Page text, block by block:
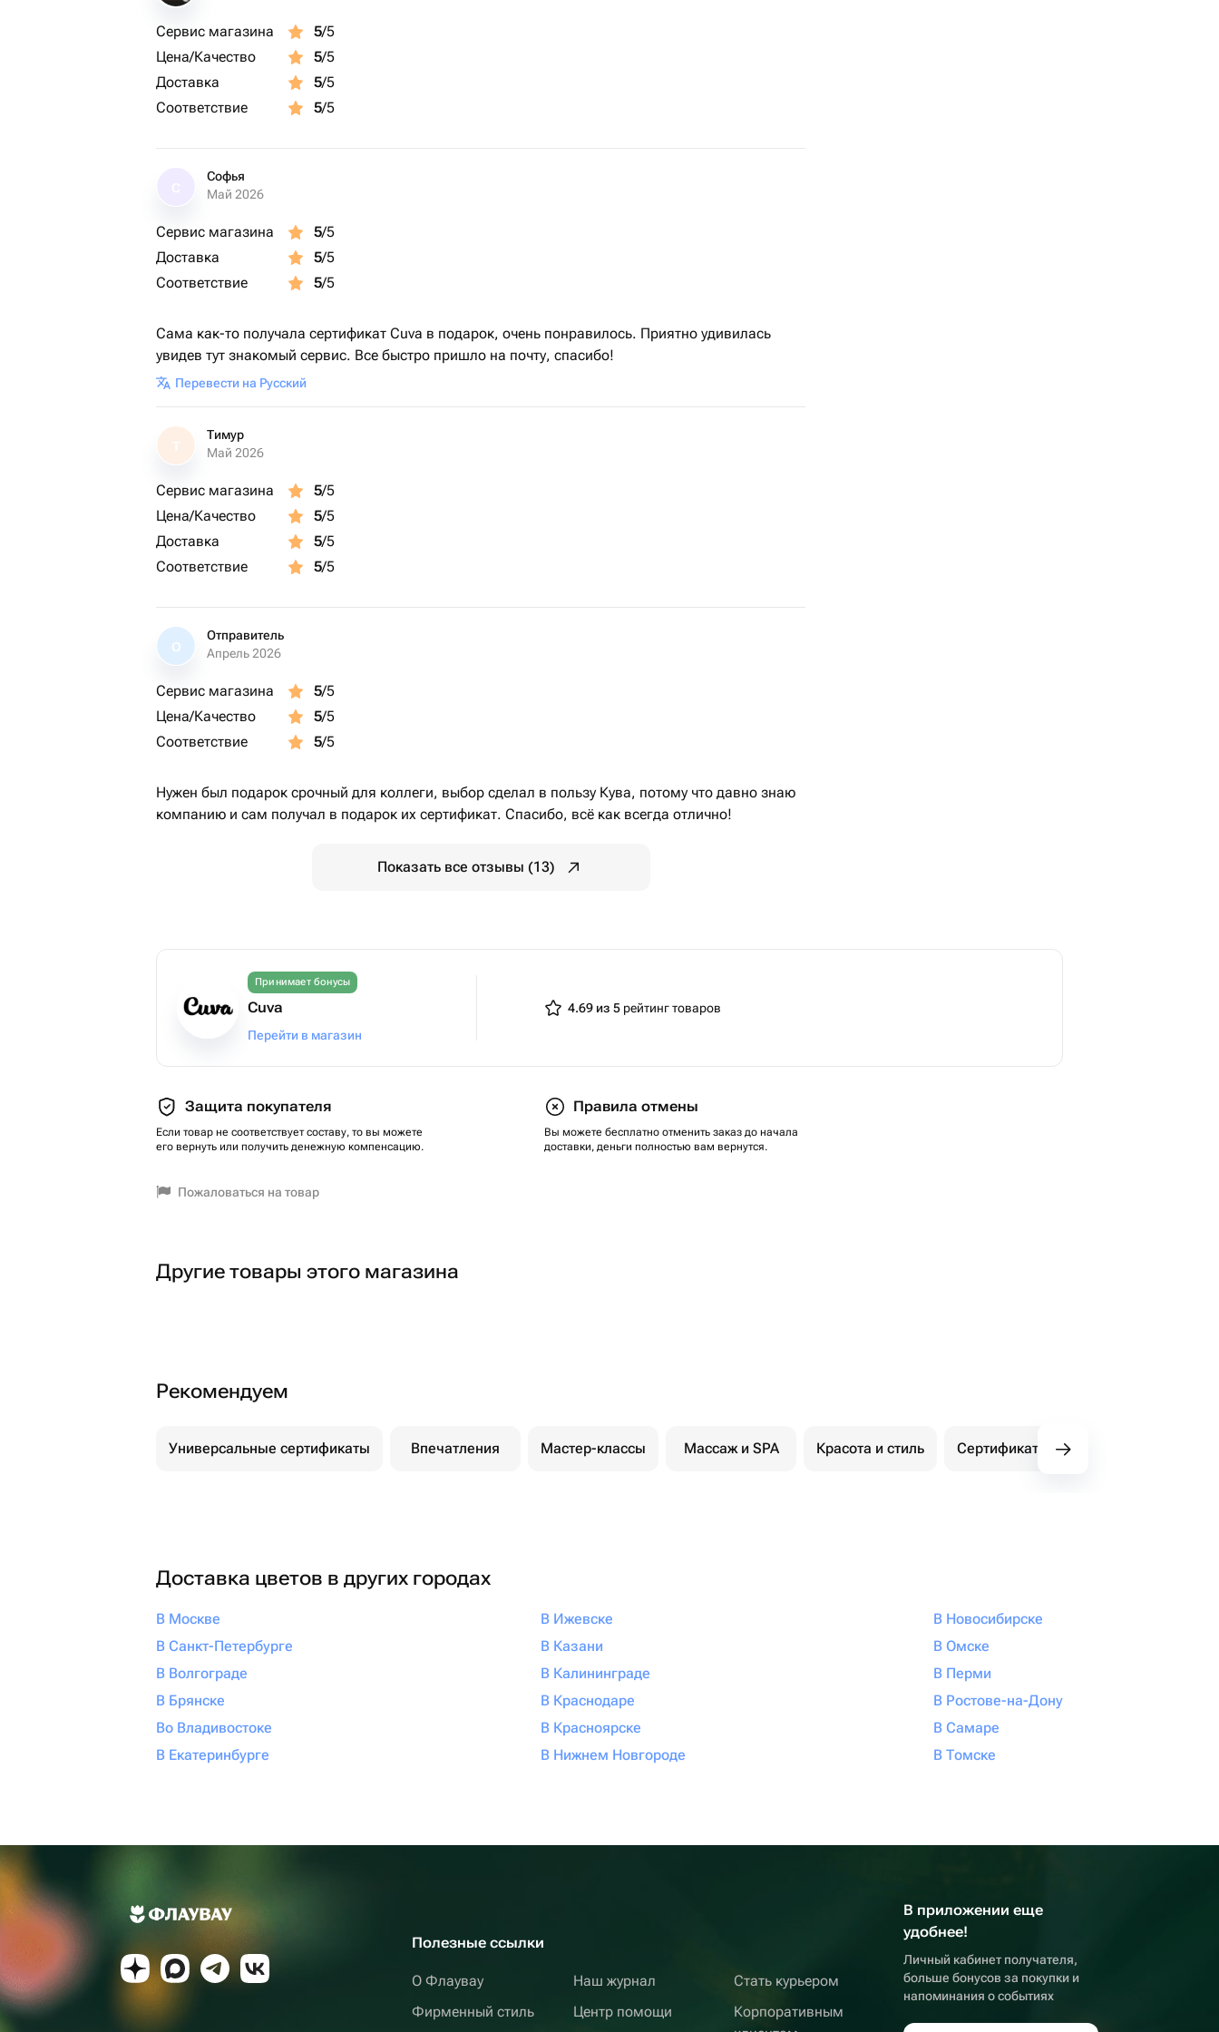
Срок действия сертификата — 2 года с момента покупки.
Это идеальный подарок для тех, кто ценит новые впечатления и яркие
Сервис магазина 5/5
Цена/Качество
5/5
Доставка
5/5
Соответствие
5/5
Софья
Май 2026
Сервис магазина 5/5
Доставка
5/5
Соответствие
5/5
Сама как-то получала сертификат Cuva в подарок, очень понравилось. Приятно удивилась
увидев тут знакомый сервис. Все быстро пришло на почту, спасибо!
Перевести на Русский
Т
Тимур
Май 2026
Сервис магазина 5/5
Цена/Качество
5/5
Доставка
5/5
Соответствие
5/5
О
Отправитель
Апрель 2026
Сервис магазина 5/5
Цена/Качество
5/5
Соответствие
5/5
Нужен был подарок срочный для коллеги, выбор сделал в пользу Кува, потому что давно знаю
компанию и сам получал в подарок их сертификат. Спасибо, всё как всегда отлично!
Показать все отзывы (13)
Принимает бонусы
Cuva
Перейти в магазин
4.69 из 5 рейтинг товаров
Защита покупателя
Если товар не соответствует составу, то вы можете
его вернуть или получить денежную компенсацию.
Правила отмены
Вы можете бесплатно отменить заказ до начала
доставки, деньги полностью вам вернутся.
Пожаловаться на товар
Другие товары этого магазина
Рекомендуем
Универсальные сертификаты Впечатления Мастер-классы Массаж и SPA Красота и стиль Сертификаты Флаувау
Доставка цветов в других городах
В Москве
В Санкт-Петербурге
В Волгограде
В Брянске
Во Владивостоке
В Екатеринбурге
В Ижевске
В Казани
В Калининграде
В Краснодаре
В Красноярске
В Нижнем Новгороде
В Новосибирске
В Омске
В Перми
В Ростове-на-Дону
В Самаре
В Томске
Полезные ссылки
О Флаувау
Фирменный стиль
Наш журнал
Центр помощи
Стать курьером
Корпоративным
В приложении еще
удобнее!
Личный кабинет получателя,
больше бонусов за покупки и
напоминания о событиях